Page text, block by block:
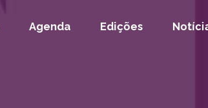
Agenda Edições